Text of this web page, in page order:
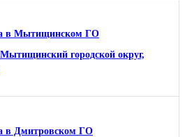
в Мытищинском ГО
городской округ,
в Дмитровском ГО